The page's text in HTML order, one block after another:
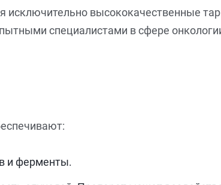
высококачественные
специалистами в сфере
и ферменты.